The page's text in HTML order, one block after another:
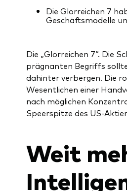
Die Glorreichen 7
Geschäftsmodelle
Die „Glorreichen 7“. Die
prägnanten Begriffs
dahinter verbergen. Die
Wesentlichen einer
nach möglichen
Speerspitze des US-
Weit